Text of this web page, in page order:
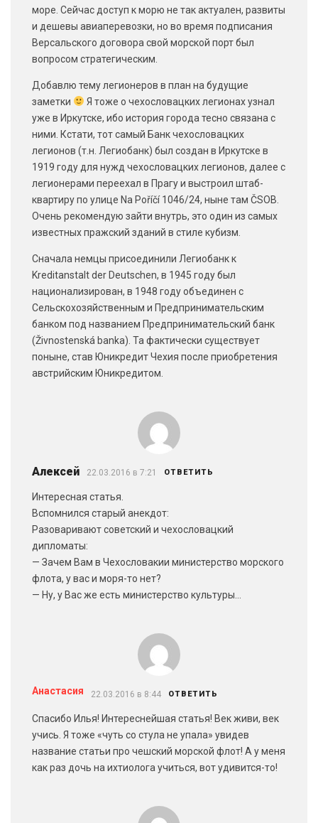
море. Сейчас доступ к морю не так актуален, развиты
и дешевы авиаперевозки, но во время подписания
Версальского договора свой морской порт был
вопросом стратегическим.
Добавлю тему легионеров в план на будущие
заметки
Я тоже о чехословацких легионах узнал
уже в Иркутске, ибо история города тесно связана с
ними. Кстати, тот самый Банк чехословацких
легионов (т.н. Легиобанк) был создан в Иркутске в
1919 году для нужд чехословацких легионов, далее с
легионерами переехал в Прагу и выстроил штаб-
квартиру по улице Na Poříčí 1046/24, ныне там ČSOB.
Очень рекомендую зайти внутрь, это один из самых
известных пражский зданий в стиле кубизм.
Сначала немцы присоединили Легиобанк к
Kreditanstalt der Deutschen, в 1945 году был
национализирован, в 1948 году объединен с
Сельскохозяйственным и Предпринимательским
банком под названием Предпринимательский банк
(Živnostenská banka). Та фактически существует
поныне, став Юникредит Чехия после приобретения
австрийским Юникредитом.
Алексей 22.03.2016 в 7:21 ОТВЕТИТЬ
Интересная статья.
Вспомнился старый анекдот:
Разоваривают советский и чехословацкий
дипломаты:
— Зачем Вам в Чехословакии министерство морского
флота, у вас и моря-то нет?
— Ну, у Вас же есть министерство культуры…
Анастасия 22.03.2016 в 8:44 ОТВЕТИТЬ
Спасибо Илья! Интереснейшая статья! Век живи, век
учись. Я тоже «чуть со стула не упала» увидев
название статьи про чешский морской флот! А у меня
как раз дочь на ихтиолога учиться, вот удивится-то!